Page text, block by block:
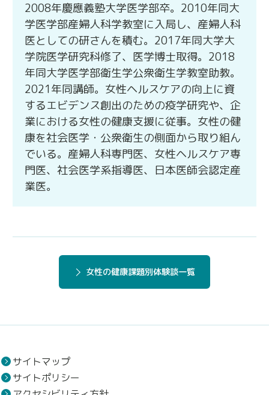
2008年慶應義塾大学医学部卒。2010年同大
学医学部産婦人科学教室に入局し、産婦人科
医としての研さんを積む。2017年同大学大
学院医学研究科修了、医学博士取得。2018
年同大学医学部衛生学公衆衛生学教室助教。
2021年同講師。女性ヘルスケアの向上に資
するエビデンス創出のための疫学研究や、企
業における女性の健康支援に従事。女性の健
康を社会医学・公衆衛生の側面から取り組ん
でいる。産婦人科専門医、女性ヘルスケア専
門医、社会医学系指導医、日本医師会認定産
業医。
女性の健康課題別体験談一覧
サイトマップ
サイトポリシー